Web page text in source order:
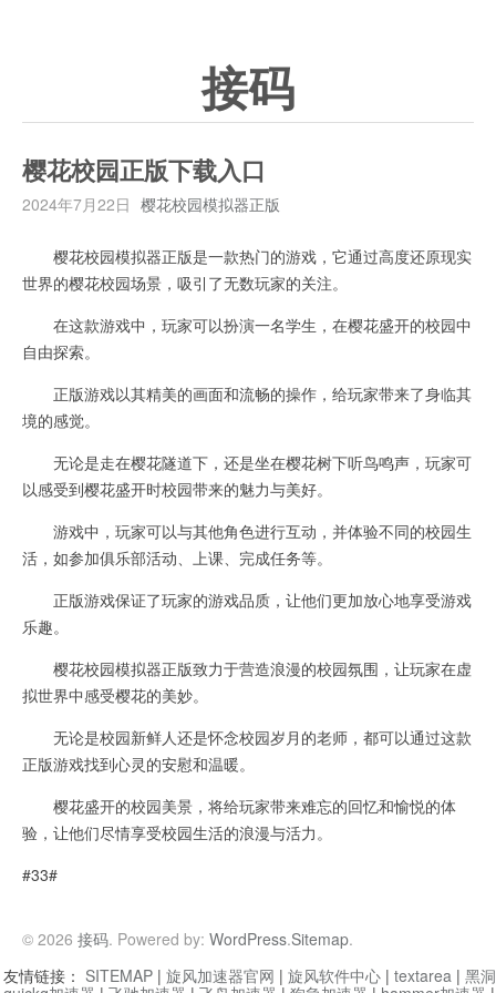
接码
樱花校园正版下载入口
2024年7月22日 樱花校园模拟器正版
樱花校园模拟器正版是一款热门的游戏，它通过高度还原现实
世界的樱花校园场景，吸引了无数玩家的关注。
在这款游戏中，玩家可以扮演一名学生，在樱花盛开的校园中
自由探索。
正版游戏以其精美的画面和流畅的操作，给玩家带来了身临其
境的感觉。
无论是走在樱花隧道下，还是坐在樱花树下听鸟鸣声，玩家可
以感受到樱花盛开时校园带来的魅力与美好。
游戏中，玩家可以与其他角色进行互动，并体验不同的校园生
活，如参加俱乐部活动、上课、完成任务等。
正版游戏保证了玩家的游戏品质，让他们更加放心地享受游戏
乐趣。
樱花校园模拟器正版致力于营造浪漫的校园氛围，让玩家在虚
拟世界中感受樱花的美妙。
无论是校园新鲜人还是怀念校园岁月的老师，都可以通过这款
正版游戏找到心灵的安慰和温暖。
樱花盛开的校园美景，将给玩家带来难忘的回忆和愉悦的体
验，让他们尽情享受校园生活的浪漫与活力。
#33#
© 2026 接码. Powered by: WordPress.Sitemap.
友情链接： SITEMAP | 旋风加速器官网 | 旋风软件中心 | textarea | 黑